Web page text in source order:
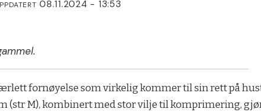
08.11.2024 - 13:53
fornøyelse som virkelig kommer til sin rett på
(str M), kombinert med stor vilje til komprimering,